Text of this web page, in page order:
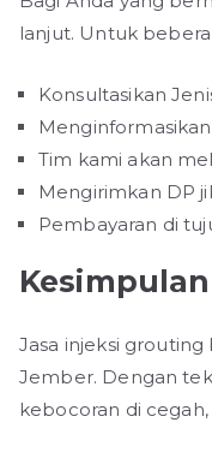
lanjut. Untuk
Konsultasikan
Tim kami akan
Mengirimkan DP
Pembayaran di
Kesimpulan
Jasa injeksi
Jember. Dengan
kebocoran di